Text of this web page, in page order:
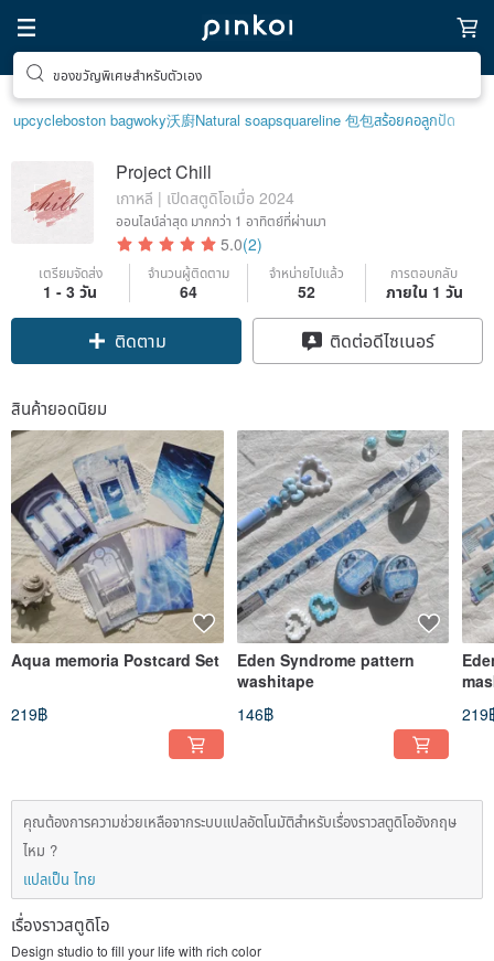
ตามหาไอเทมฮีลใจ
upcycleboston bagwoky沃廚Natural soapsquareline 包包สร้อยคอลูกปัด
Project Chill
เกาหลี | เปิดสตูดิโอเมื่อ 2024
ออนไลน์ล่าสุด มากกว่า 1 อาทิตย์ที่ผ่านมา
5.0(2)
เตรียมจัดส่ง
1 - 3 วัน
จำนวนผู้ติดตาม
64
จำหน่ายไปแล้ว
52
การตอบกลับ
ภายใน 1 วัน
ติดตาม ติดต่อดีไซเนอร์
สินค้ายอดนิยม
Aqua memoria Postcard Set
219฿
Eden Syndrome pattern
washitape
146฿
219
คุณต้องการความช่วยเหลือจากระบบแปลอัตโนมัติสำหรับเรื่องราวสตูดิโออังกฤษ
ไหม ?
แปลเป็น ไทย
เรื่องราวสตูดิโอ
Design studio to fill your life with rich color